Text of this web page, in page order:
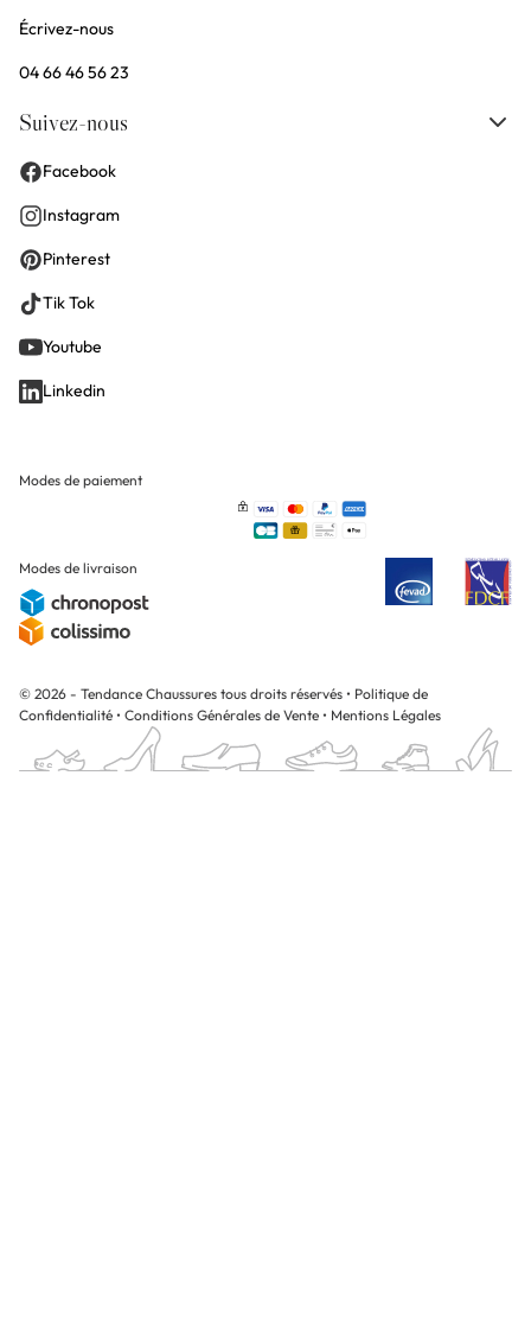
Écrivez-nous
04 66 46 56 23
Suivez-nous
Facebook
Instagram
Pinterest
Tik Tok
Youtube
Linkedin
Modes de paiement
Modes de livraison
© 2026 - Tendance Chaussures tous droits réservés • Politique de
Confidentialité • Conditions Générales de Vente • Mentions Légales